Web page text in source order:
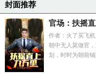
封面推荐
官场：扶摇
作者：火了买飞机
朝中无人莫做官
划，时时为朝前